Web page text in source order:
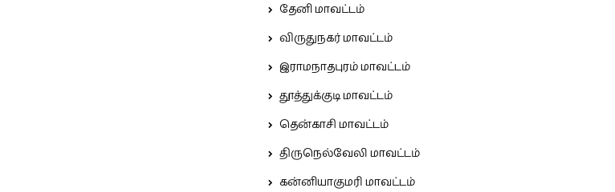
தேனி மாவட்டம்
விருதுநகர் மாவட்டம்
இராமநாதபுரம் மாவட்டம்
தூத்துக்குடி மாவட்டம்
தென்காசி மாவட்டம்
திருநெல்வேலி மாவட்டம்
கன்னியாகுமரி மாவட்டம்